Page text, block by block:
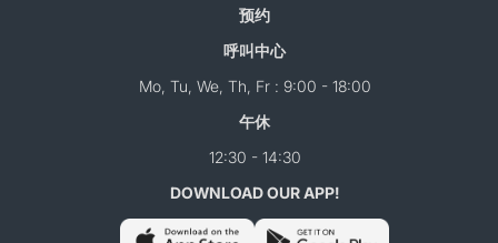
预约
呼叫中心
Mo, Tu, We, Th, Fr : 9:00 - 18:00
午休
12:30 - 14:30
DOWNLOAD OUR APP!